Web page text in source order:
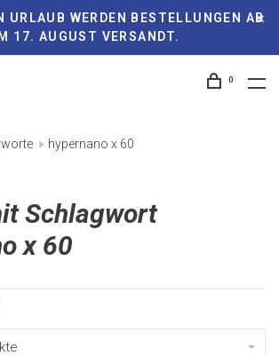
URLAUB WERDEN BESTELLUNGEN AB
17. AUGUST VERSANDT.
0
hypernano x 60
Schlagwort
x 60